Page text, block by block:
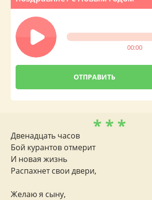
00:00
* * *
Двенадцать часов
Бой курантов отмерит
И новая жизнь
Распахнет свои двери,
Желаю я сыну,